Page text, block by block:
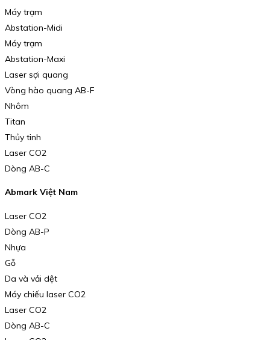
Máy trạm
Abstation-Midi
Máy trạm
Abstation-Maxi
Laser sợi quang
Vòng hào quang AB-F
Nhôm
Titan
Thủy tinh
Laser CO2
Dòng AB-C
Abmark Việt Nam
Laser CO2
Dòng AB-P
Nhựa
Gỗ
Da và vải dệt
Máy chiếu laser CO2
Laser CO2
Dòng AB-C